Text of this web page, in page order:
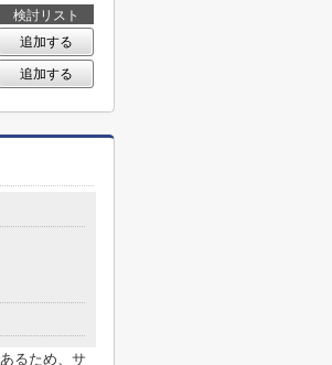
検討リスト
追加する
追加する
るため、サ